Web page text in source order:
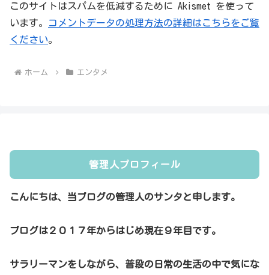
このサイトはスパムを低減するために Akismet を使って
います。
コメントデータの処理方法の詳細はこちらをご覧
ください。
ホーム エンタメ
管理人プロフィール
こんにちは、当ブログの管理人のサンタと申します。
ブログは２０１７年からはじめ現在９年目です。
サラリーマンをしながら、普段の日常の生活の中で気にな